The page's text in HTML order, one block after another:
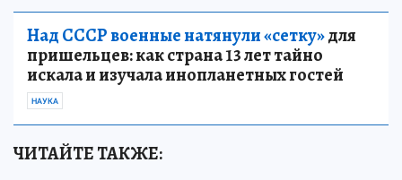
Над СССР военные натянули «сетку»для
пришельцев: как страна 13 лет тайно
искала и изучала инопланетных гостей
НАУКА
ЧИТАЙТЕ ТАКЖЕ: